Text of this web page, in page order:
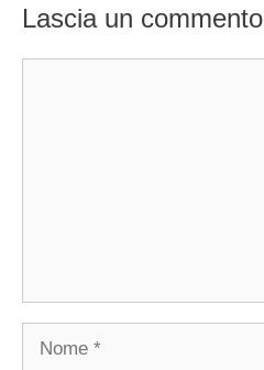
Lascia un commento
Nome